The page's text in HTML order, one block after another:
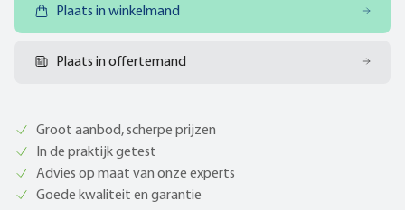
Plaats in winkelmand
Plaats in offertemand
Groot aanbod, scherpe prijzen
In de praktijk getest
Advies op maat van onze experts
Goede kwaliteit en garantie